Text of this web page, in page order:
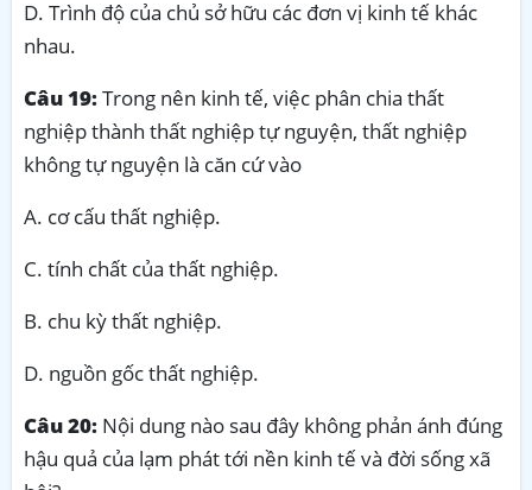
D. Trình độ của chủ sở hữu các đơn vị kinh tế khác
nhau.
Câu 19:Trong nên kinh tế, việc phân chia thất
nghiệp thành thất nghiệp tự nguyện, thất nghiệp
không tự nguyện là căn cứ vào
A. cơ cấu thất nghiệp.
C. tính chất của thất nghiệp.
B. chu kỳ thất nghiệp.
D. nguồn gốc thất nghiệp.
Câu 20: Nội dung nào sau đây không phản ánh đúng
hậu quả của lạm phát tới nền kinh tế và đời sống xã